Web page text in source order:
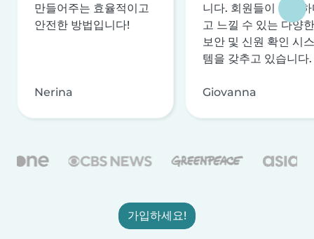
만들어주는 효율적이고
안전한 방법입니다!
Nerina
니다. 회원들이 안전
고 느낄 수 있는 다양한
보안 및 신원 확인 시스
템을 갖추고 있습니다.
Giovanna
가입하세요!